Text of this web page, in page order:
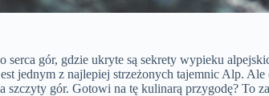
serca gór, gdzie ukryte są sekrety wypieku
jednym z najlepiej strzeżonych tajemnic Alp.
szczyty gór. Gotowi na tę kulinarą przygodę? To